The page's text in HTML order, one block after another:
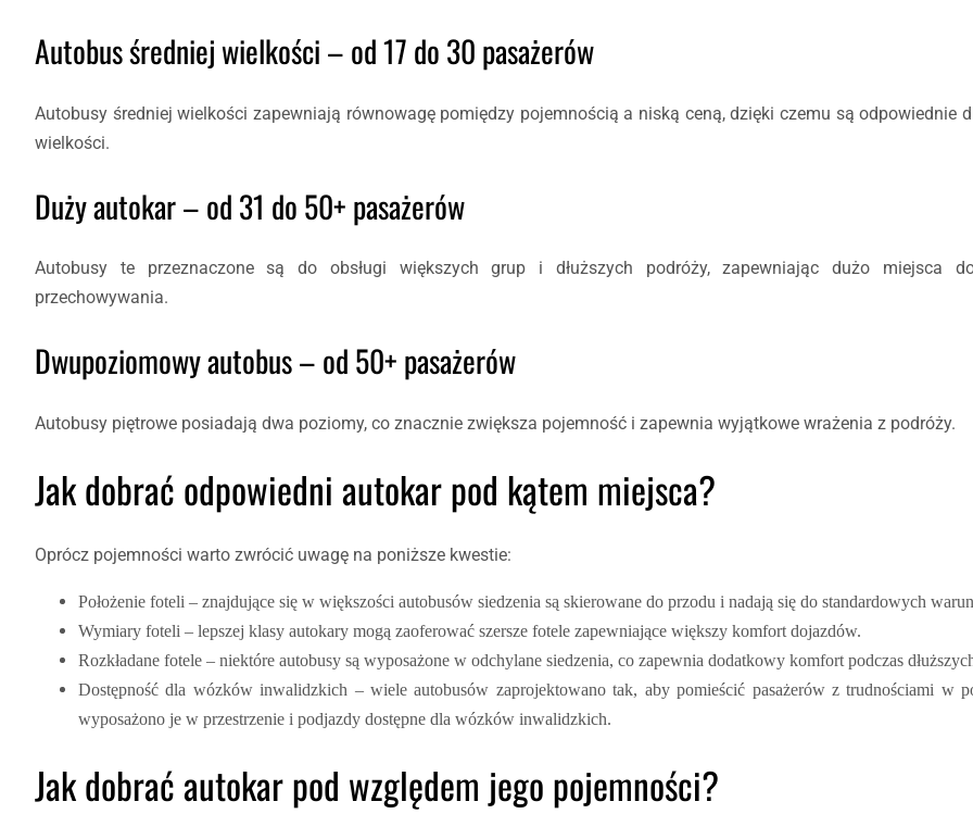
Autobus średniej wielkości – od 17 do 30 pasażerów
Autobusy średniej wielkości zapewniają równowagę pomiędzy pojemnością a niską ceną, dzięki czemu są odpowiednie
wielkości.
Duży autokar – od 31 do 50+ pasażerów
Autobusy te przeznaczone są do obsługi większych grup i dłuższych podróży, zapewniając dużo miejsca
przechowywania.
Dwupoziomowy autobus – od 50+ pasażerów
Autobusy piętrowe posiadają dwa poziomy, co znacznie zwiększa pojemność i zapewnia wyjątkowe wrażenia z podróży.
Jak dobrać odpowiedni autokar pod kątem miejsca?
Oprócz pojemności warto zwrócić uwagę na poniższe kwestie:
Położenie foteli – znajdujące się w większości autobusów siedzenia są skierowane do przodu i nadają się do standardowych
Wymiary foteli – lepszej klasy autokary mogą zaoferować szersze fotele zapewniające większy komfort dojazdów.
Rozkładane fotele – niektóre autobusy są wyposażone w odchylane siedzenia, co zapewnia dodatkowy komfort podczas
Dostępność dla wózków inwalidzkich – wiele autobusów zaprojektowano tak, aby pomieścić pasażerów z trudnościami w
wyposażono je w przestrzenie i podjazdy dostępne dla wózków inwalidzkich.
Jak dobrać autokar pod względem jego pojemności?